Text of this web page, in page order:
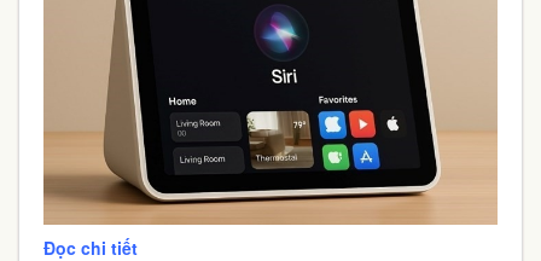
Đọc chi tiết